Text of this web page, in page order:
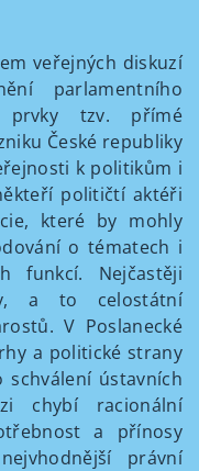
veřejných diskuzí
parlamentního
prvky tzv. přímé
České republiky
k politikům i
političtí aktéři
které by mohly
o tématech i
funkcí. Nejčastěji
a to celostátní
V Poslanecké
a politické strany
ústavních
chybí racionální
a přínosy
právní